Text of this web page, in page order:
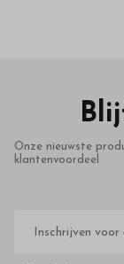
Onze nieuwste
klantenvoordeel
mailadres